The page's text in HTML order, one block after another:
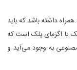
داشته باشد که باید
یا اگزمای پلک است که
به وجود می‌آید و